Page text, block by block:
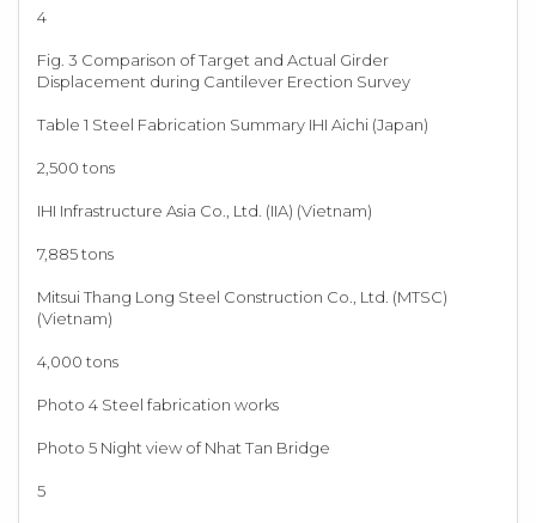
4
Fig. 3 Comparison of Target and Actual Girder
Displacement during Cantilever Erection Survey
Table 1 Steel Fabrication Summary IHI Aichi (Japan)
2,500 tons
IHI Infrastructure Asia Co., Ltd. (IIA) (Vietnam)
7,885 tons
Mitsui Thang Long Steel Construction Co., Ltd. (MTSC)
(Vietnam)
4,000 tons
Photo 4 Steel fabrication works
Photo 5 Night view of Nhat Tan Bridge
5